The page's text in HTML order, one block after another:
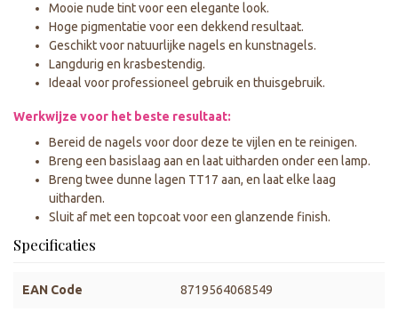
Mooie nude tint voor een elegante look.
Hoge pigmentatie voor een dekkend resultaat.
Geschikt voor natuurlijke nagels en kunstnagels.
Langdurig en krasbestendig.
Ideaal voor professioneel gebruik en thuisgebruik.
Werkwijze voor het beste resultaat:
Bereid de nagels voor door deze te vijlen en te reinigen.
Breng een basislaag aan en laat uitharden onder een lamp.
Breng twee dunne lagen TT17 aan, en laat elke laag
uitharden.
Sluit af met een topcoat voor een glanzende finish.
Specificaties
EAN Code 8719564068549